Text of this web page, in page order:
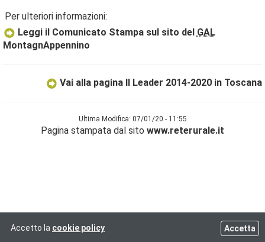
Per ulteriori informazioni:
Leggi il Comunicato Stampa sul sito del GAL
MontagnAppennino
Vai alla pagina Il Leader 2014-2020 in Toscana
Ultima Modifica: 07/01/20 - 11:55
Pagina stampata dal sito www.reterurale.it
Accetto la cookie policy Accetta